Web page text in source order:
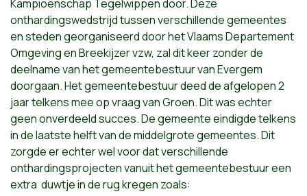
Kampioenschap Tegelwippen door. Deze
onthardingswedstrijd tussen verschillende gemeentes
en steden georganiseerd door het Vlaams Departement
Omgeving en Breekijzer vzw, zal dit keer zonder de
deelname van het gemeentebestuur van Evergem
doorgaan. Het gemeentebestuur deed de afgelopen 2
jaar telkens mee op vraag van Groen. Dit was echter
geen onverdeeld succes. De gemeente eindigde telkens
in de laatste helft van de middelgrote gemeentes. Dit
zorgde er echter wel voor dat verschillende
onthardingsprojecten vanuit het gemeentebestuur een
extra duwtje in de rug kregen zoals: